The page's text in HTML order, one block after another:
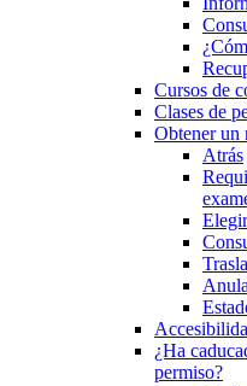
Cursos de
Clases de
Obtener un
Atrás
¿Ha
permiso?